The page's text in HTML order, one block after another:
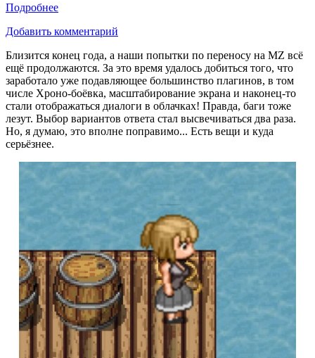
Подробнее
Добавить комментарий
Близится конец года, а наши попытки по переносу на MZ всё
ещё продолжаются. За это время удалось добиться того, что
заработало уже подавляющее большинство плагинов, в том
числе Хроно-боёвка, масштабирование экрана и наконец-то
стали отображаться диалоги в облачках! Правда, баги тоже
лезут. Выбор вариантов ответа стал высвечиваться два раза.
Но, я думаю, это вполне поправимо... Есть вещи и куда
серьёзнее.